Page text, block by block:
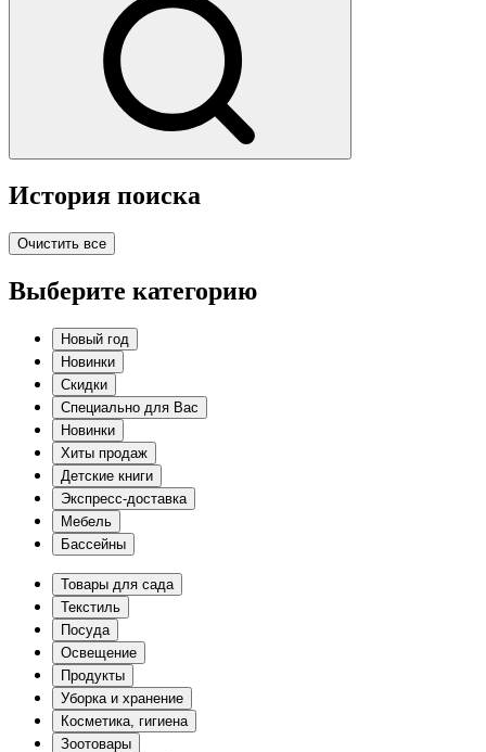
История поиска
Очистить все
Выберите категорию
Новый год
Новинки
Скидки
Специально для Вас
Новинки
Хиты продаж
Детские книги
Экспресс-доставка
Мебель
Бассейны
Товары для сада
Текстиль
Посуда
Освещение
Продукты
Уборка и хранение
Косметика, гигиена
Зоотовары